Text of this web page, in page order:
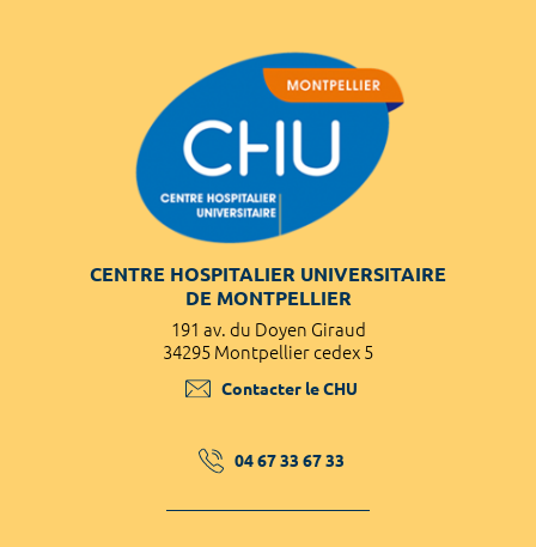
CENTRE HOSPITALIER UNIVERSITAIRE
DE MONTPELLIER
191 av. du Doyen Giraud
34295 Montpellier cedex 5
Contacter le CHU
04 67 33 67 33